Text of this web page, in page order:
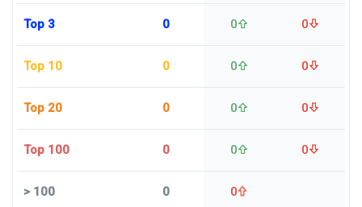
Top 3 0 0 0
Top 10 0 0 0
Top 20 0 0 0
Top 100 0 0 0
>100 0 0